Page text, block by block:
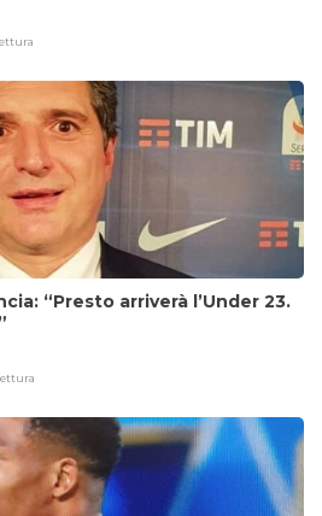
“Presto arriverà l’Under 23.